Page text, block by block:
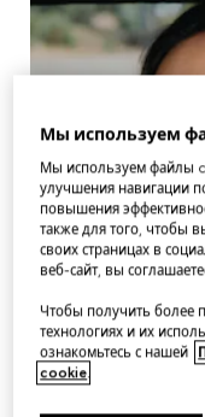
Мы используем
Мы используем файлы
улучшения навигации
повышения
также для того, чтобы
своих страницах в
веб-сайт, вы
Чтобы получить более
технологиях и их
ознакомьтесь с нашей
cookie.